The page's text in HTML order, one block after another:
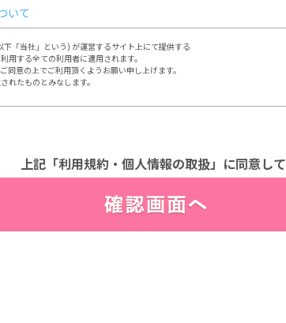
いて
「当社」という) が運営するサイト上にて提供する
用する全ての利用者に適用されます。
同意の上でご利用頂くようお願い申し上げます。
れたものとみなします。
ついて、別途定める「個人情報保護方針」
て以下の行為を行わないものとします。
上記「利用規約・個人情報の取扱」に同意して